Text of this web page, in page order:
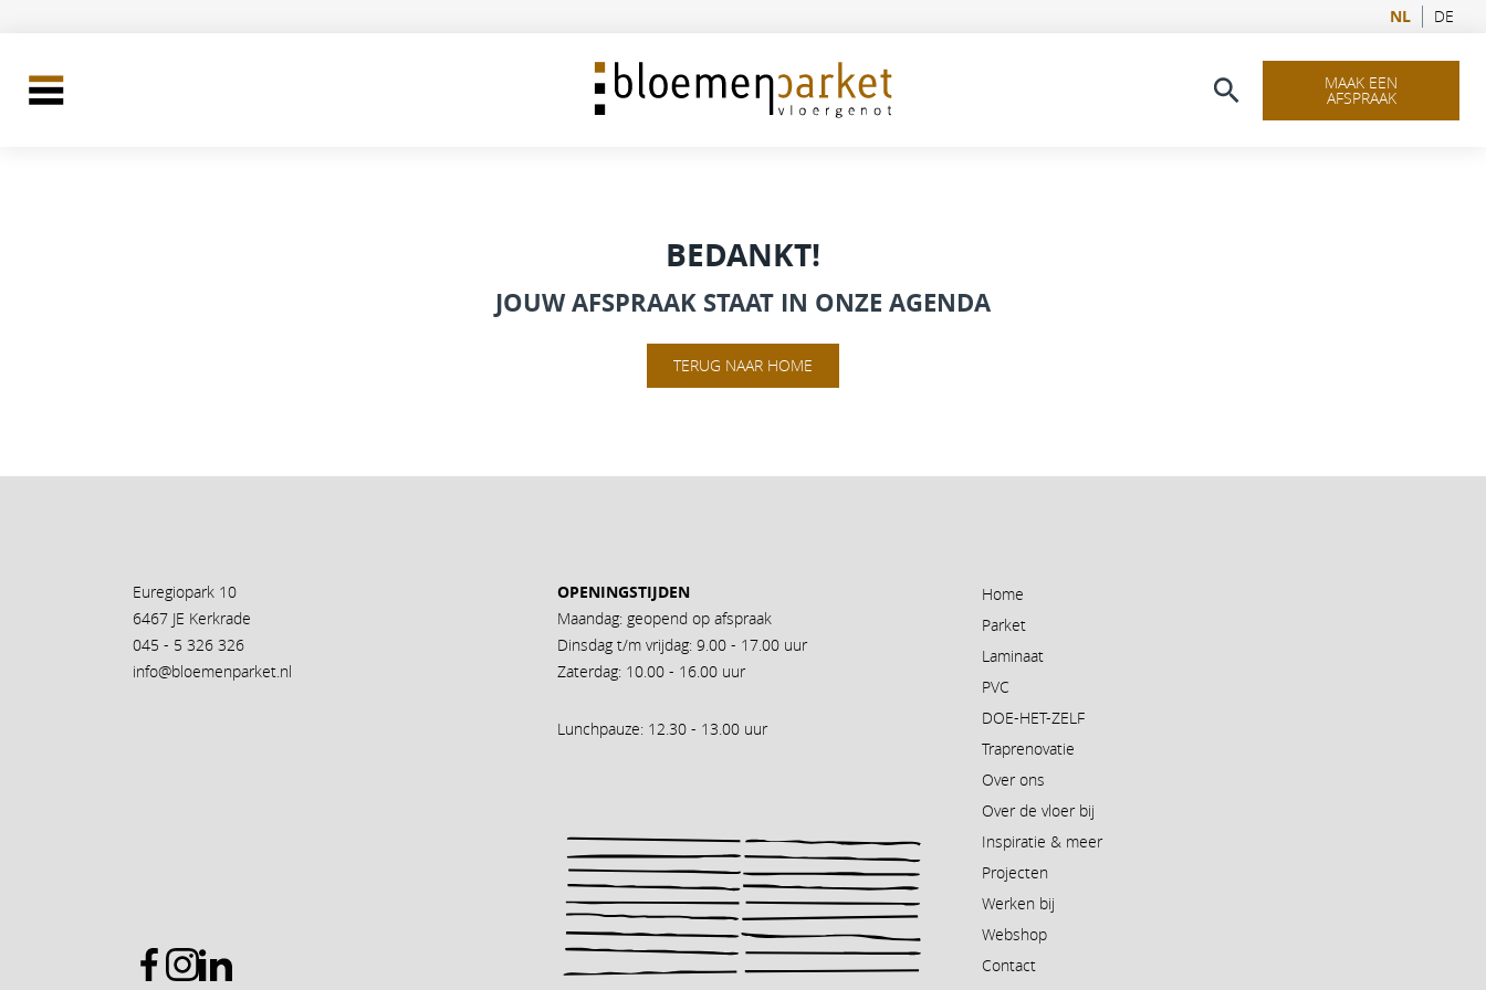
NL DE
MAAK EEN
AFSPRAAK
BEDANKT!
JOUW AFSPRAAK STAAT IN ONZE AGENDA
TERUG NAAR HOME
Euregiopark 10
6467 JE Kerkrade
045 - 5 326 326
info@bloemenparket.nl
OPENINGSTIJDEN
Maandag: geopend op afspraak
Dinsdag t/m vrijdag: 9.00 - 17.00 uur
Zaterdag: 10.00 - 16.00 uur
Lunchpauze: 12.30 - 13.00 uur
Home
Parket
Laminaat
PVC
DOE-HET-ZELF
Traprenovatie
Over ons
Over de vloer bij
Inspiratie & meer
Projecten
Werken bij
Webshop
Contact